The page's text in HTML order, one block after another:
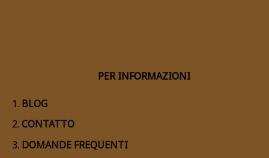
PER INFORMAZIONI
BLOG
CONTATTO
DOMANDE FREQUENTI